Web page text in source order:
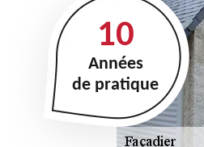
10
Années
de pratique